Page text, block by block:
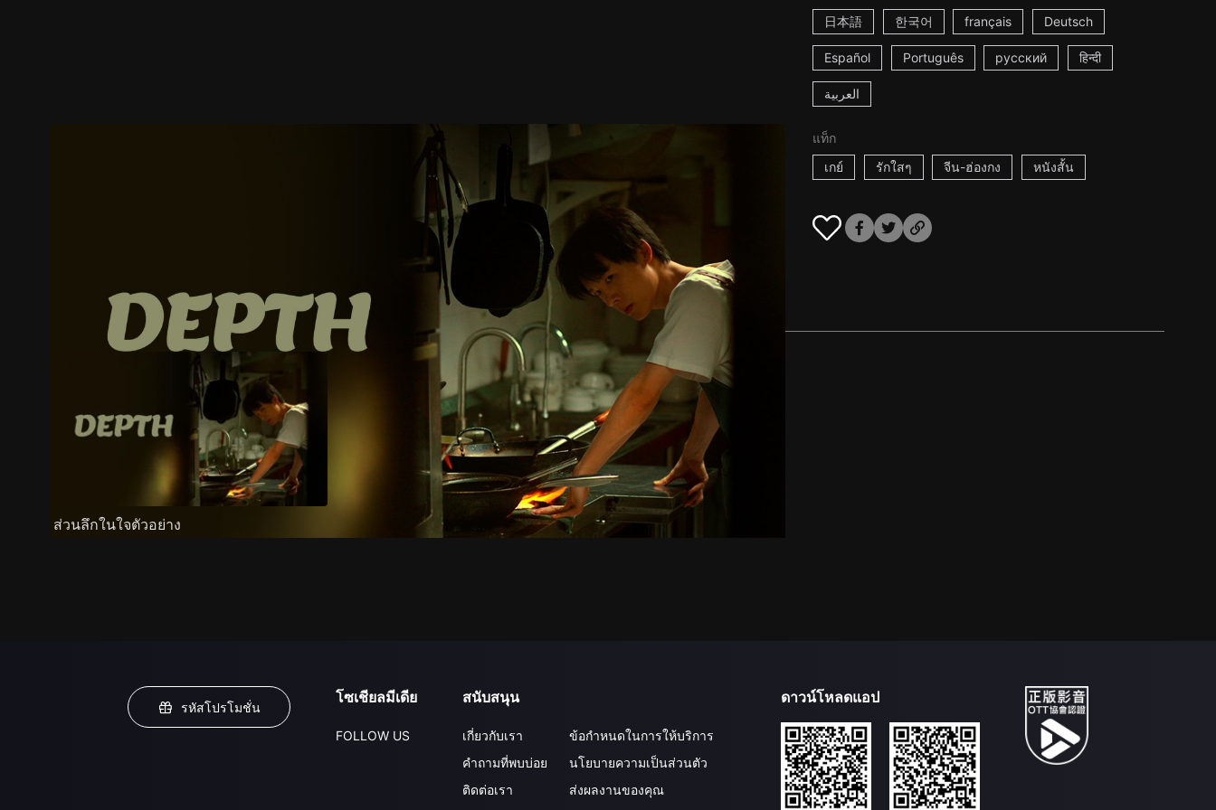
日本語 한국어 français Deutsch
Español Português русский हिन्दी
العربية
แท็ก
เกย์
รักใสๆ จีน-ฮ่องกง หนังสั้น
ภาพนิ่ง เนื้อหาที่แนะนำ รายละเอียด
ส่วนลึกในใจตัวอย่าง
รหัสโปรโมชั่น
โซเชียลมีเดีย
FOLLOW US
สนับสนุน
เกี่ยวกับเรา
คำถามที่พบบ่อย
ติดต่อเรา
ข้อกำหนดในการให้บริการ
นโยบายความเป็นส่วนตัว
ส่งผลงานของคุณ
ดาวน์โหลดแอป